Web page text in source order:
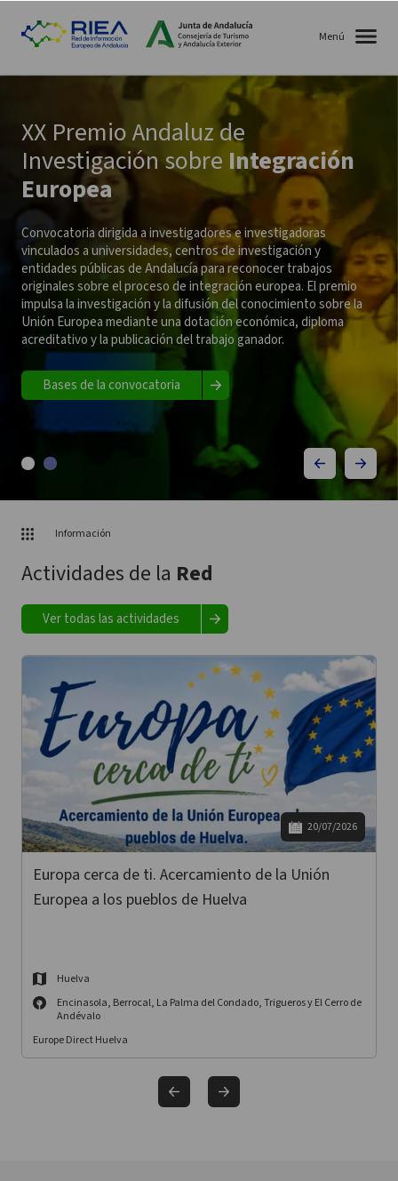
Menú
XX Premio Andaluz de
Investigación sobre Integración
Europea
Convocatoria dirigida a investigadores e investigadoras
vinculados a universidades, centros de investigación y
entidades públicas de Andalucía para reconocer trabajos
originales sobre el proceso de integración europea. El premio
impulsa la investigación y la difusión del conocimiento sobre la
Unión Europea mediante una dotación económica, diploma
acreditativo y la publicación del trabajo ganador.
Bases de la convocatoria
Información
Actividades de la Red
Ver todas las actividades
20/07/2026
Europa cerca de ti. Acercamiento de la Unión
Europea a los pueblos de Huelva
Huelva
Encinasola, Berrocal, La Palma del Condado, Trigueros y El Cerro de
Andévalo
Europe Direct Huelva